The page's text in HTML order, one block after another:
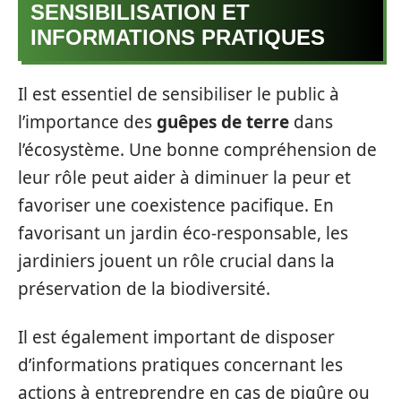
SENSIBILISATION ET
INFORMATIONS PRATIQUES
Il est essentiel de sensibiliser le public à
l’importance desguêpes de terre dans
l’écosystème. Une bonne compréhension de
leur rôle peut aider à diminuer la peur et
favoriser une coexistence pacifique. En
favorisant un jardin éco-responsable, les
jardiniers jouent un rôle crucial dans la
préservation de la biodiversité.
Il est également important de disposer
d’informations pratiques concernant les
actions à entreprendre en cas de piqûre ou